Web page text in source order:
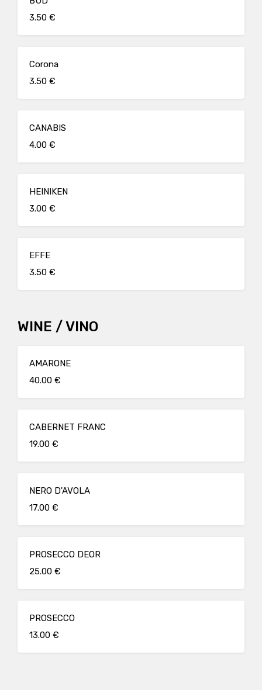
3.50 €
Corona
3.50 €
CANABIS
4.00 €
HEINIKEN
3.00 €
EFFE
3.50 €
WINE / VINO
AMARONE
40.00 €
CABERNET FRANC
19.00 €
NERO D'AVOLA
17.00 €
PROSECCO DEOR
25.00 €
PROSECCO
13.00 €